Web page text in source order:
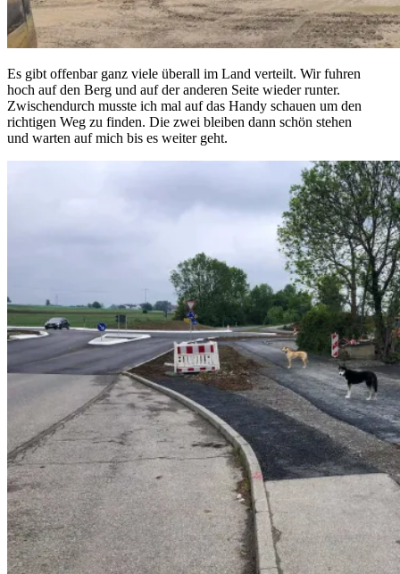
Es gibt offenbar ganz viele überall im Land verteilt. Wir fuhren
hoch auf den Berg und auf der anderen Seite wieder runter.
Zwischendurch musste ich mal auf das Handy schauen um den
richtigen Weg zu finden. Die zwei bleiben dann schön stehen
und warten auf mich bis es weiter geht.